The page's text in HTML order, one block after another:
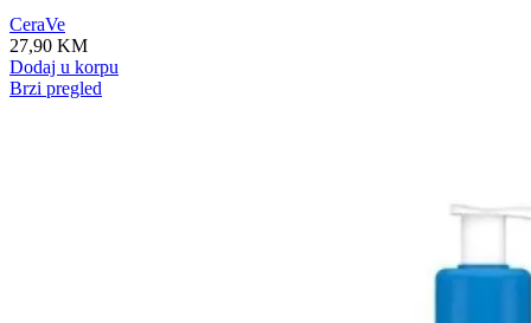
CeraVe
27,90 KM
Dodaj u korpu
Brzi pregled